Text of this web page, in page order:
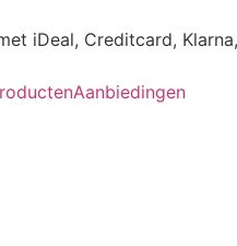
iDeal, Creditcard,
Aanbiedingen